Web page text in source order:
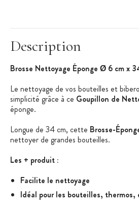
Description
Brosse Nettoyage Éponge Ø 6 cm x
Le nettoyage de vos bouteilles et
simplicité grâce à ce Goupillon de
éponge.
Longue de 34 cm, cette Brosse-
nettoyer de grandes bouteilles.
Les + produit :
Facilite le nettoyage
Idéal pour les bouteilles, thermos,